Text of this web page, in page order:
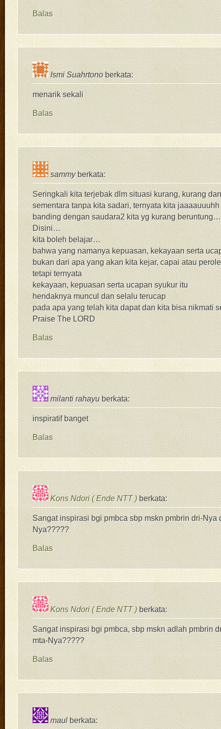
Balas
Ismi Suahrtono berkata:
menarik sekali
Balas
sammy berkata:
Seringkali kita terjebak dlm situasi kurang, kurang
sementara tanpa kita sadari, ternyata kita
banding dengan saudara2 kita yg kurang beruntung…
Disini…
kita boleh belajar…
bahwa yang namanya kepuasan, kekayaan serta
bukan dari apa yang akan kita kejar, capai atau
tetapi ternyata
kekayaan, kepuasan serta ucapan syukur itu
hendaknya muncul dan selalu terucap
pada apa yang telah kita dapat dan kita bisa nikmati
Praise The LORD
Balas
milanti rahayu berkata:
inspiratif banget
Balas
Kons Ndori ( Ende NTT ) berkata:
Sangat inspirasi bgi pmbca sbp mskn pmbrin dri-Nya
Nya?????
Balas
Kons Ndori ( Ende NTT ) berkata:
Sangat inspirasi bgi pmbca, sbp mskn adlah pmbrin
mta-Nya?????
Balas
maul berkata: